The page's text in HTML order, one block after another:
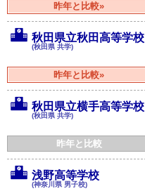
昨年と比較»
秋田県立秋田高等学校
(秋田県 共学)
昨年と比較»
秋田県立横手高等学校
(秋田県 共学)
昨年と比較
浅野高等学校
(神奈川県 男子校)